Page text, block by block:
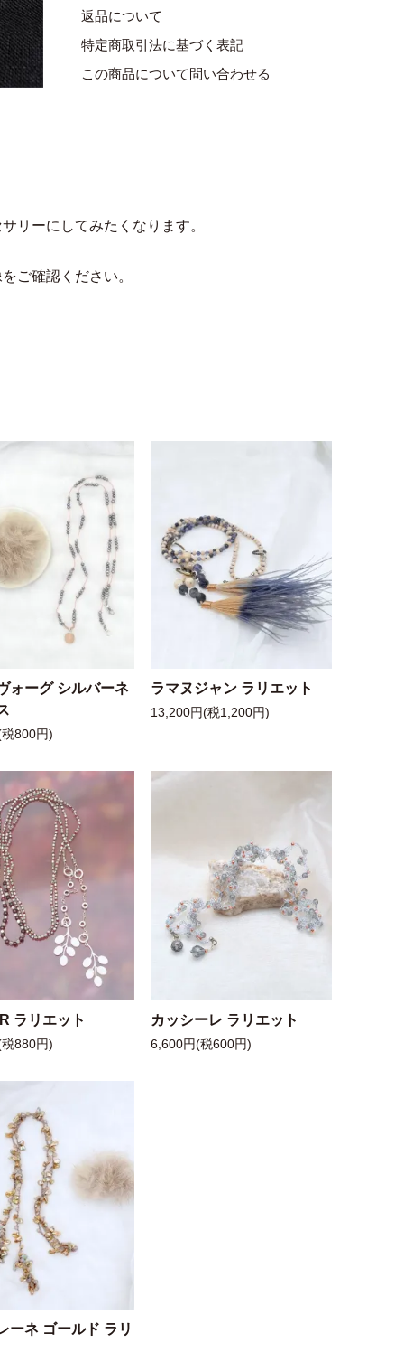
返品について
特定商取引法に基づく表記
この商品について問い合わせる
リーにしてみたくなります。
ご確認ください。
ォーグ シルバーネ
800円)
ラマヌジャン ラリエット
13,200円(税1,200円)
ラリエット
880円)
カッシーレ ラリエット
6,600円(税600円)
ーネ ゴールド ラリ